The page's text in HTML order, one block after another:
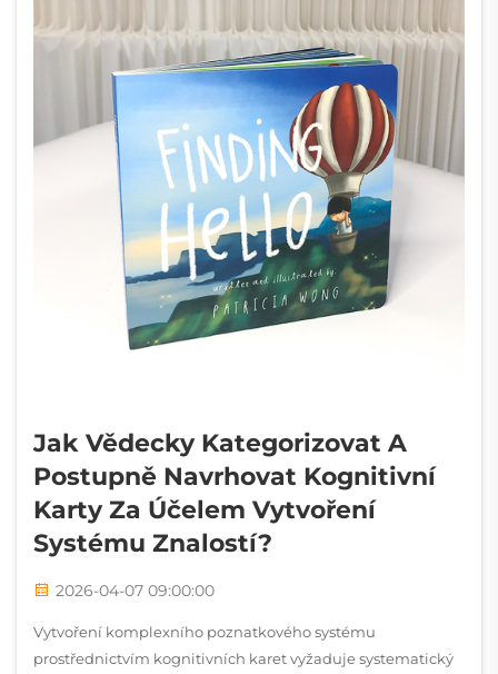
Jak Vědecky Kategorizovat A
Postupně Navrhovat Kognitivní
Karty Za Účelem Vytvoření
Systému Znalostí?
2026-04-07 09:00:00
Vytvoření komplexního poznatkového systému
prostřednictvím kognitivních karet vyžaduje systematický